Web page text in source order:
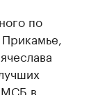
по
МСБ в